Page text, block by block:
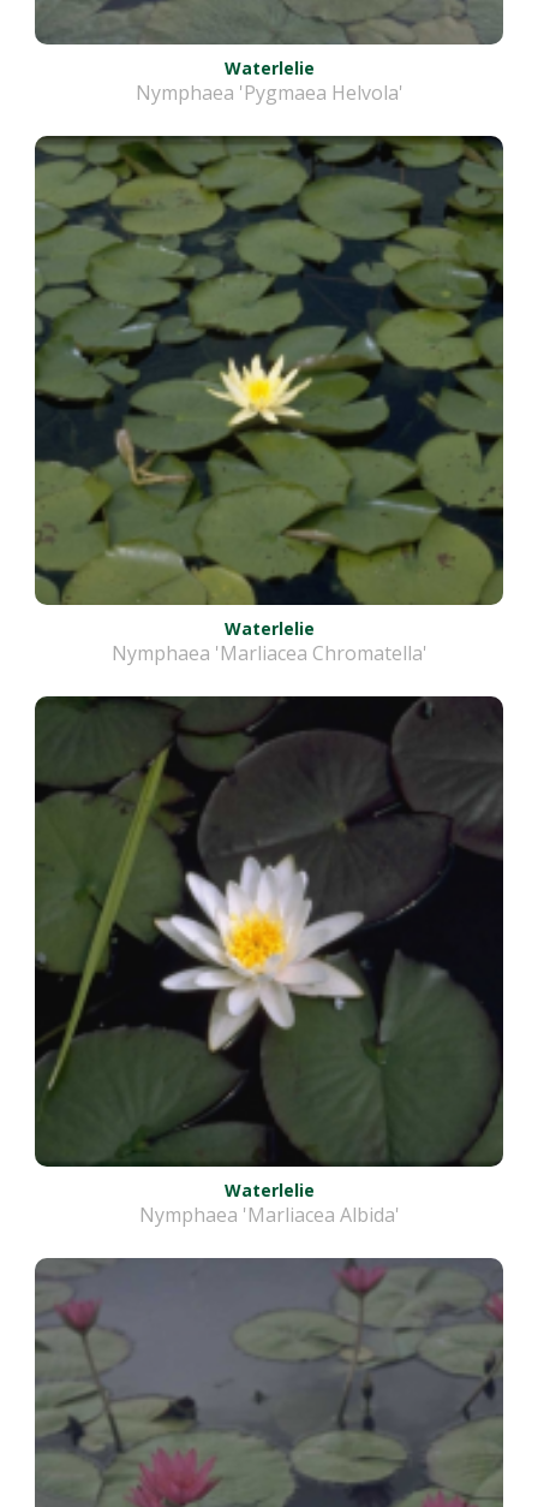
Waterlelie
Nymphaea 'Pygmaea Helvola'
Waterlelie
Nymphaea 'Marliacea Chromatella'
Waterlelie
Nymphaea 'Marliacea Albida'